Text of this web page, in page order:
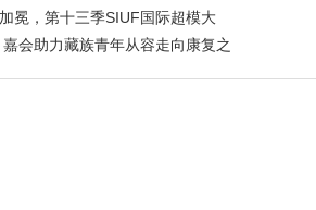
冕，第十三季SIUF国际超模大
会助力藏族青年从容走向康复之